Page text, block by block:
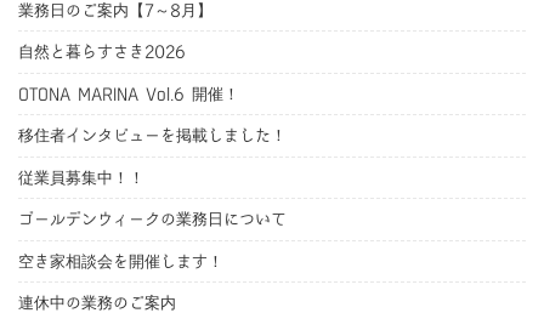
業務日のご案内【7～8月】
自然と暮らすさき2026
OTONA MARINA Vol.6 開催！
移住者インタビューを掲載しました！
従業員募集中！！
ゴールデンウィークの業務日について
空き家相談会を開催します！
連休中の業務のご案内